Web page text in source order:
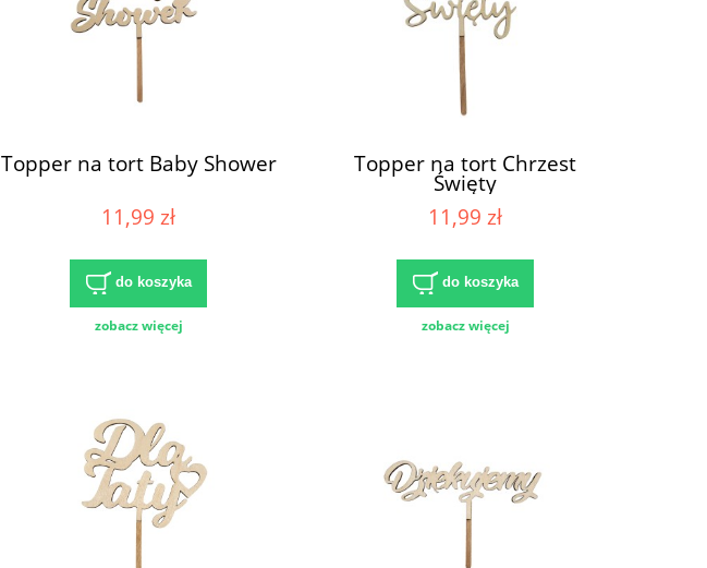
Topper na tort Baby Shower
11,99 zł
do koszyka
zobacz więcej
Topper na tort Chrzest
Święty
11,99 zł
do koszyka
zobacz więcej